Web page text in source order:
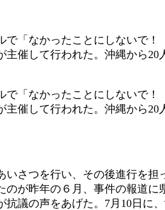
「なかったことにしないで
催して行われた。沖縄から20
「なかったことにしないで
催して行われた。沖縄から20
さつを行い、その後進行を担
が昨年の６月、事件の報道に
議の声をあげた。7月10日に